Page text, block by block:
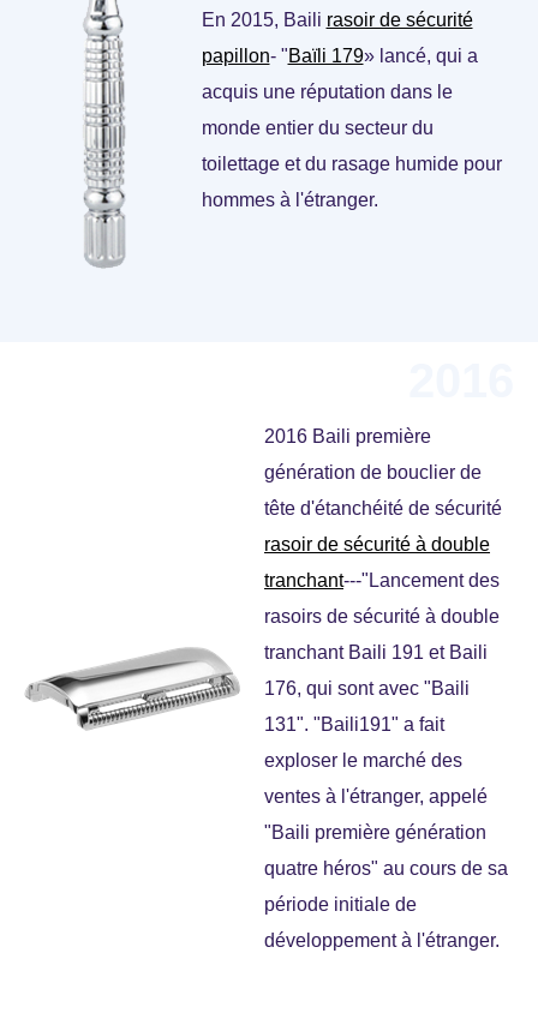
En 2015, Baili rasoir de sécurité
papillon- "Baïli 179» lancé, qui a
acquis une réputation dans le
monde entier du secteur du
toilettage et du rasage humide pour
hommes à l'étranger.
2016 Baili première
génération de bouclier de
tête d'étanchéité de sécurité
rasoir de sécurité à double
tranchant---"Lancement des
rasoirs de sécurité à double
tranchant Baili 191 et Baili
176, qui sont avec "Baili
131". "Baili191" a fait
exploser le marché des
ventes à l'étranger, appelé
"Baili première génération
quatre héros" au cours de sa
période initiale de
développement à l'étranger.